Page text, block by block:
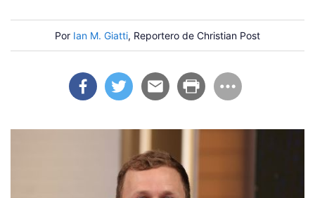
Por Ian M. Giatti, Reportero de Christian Post